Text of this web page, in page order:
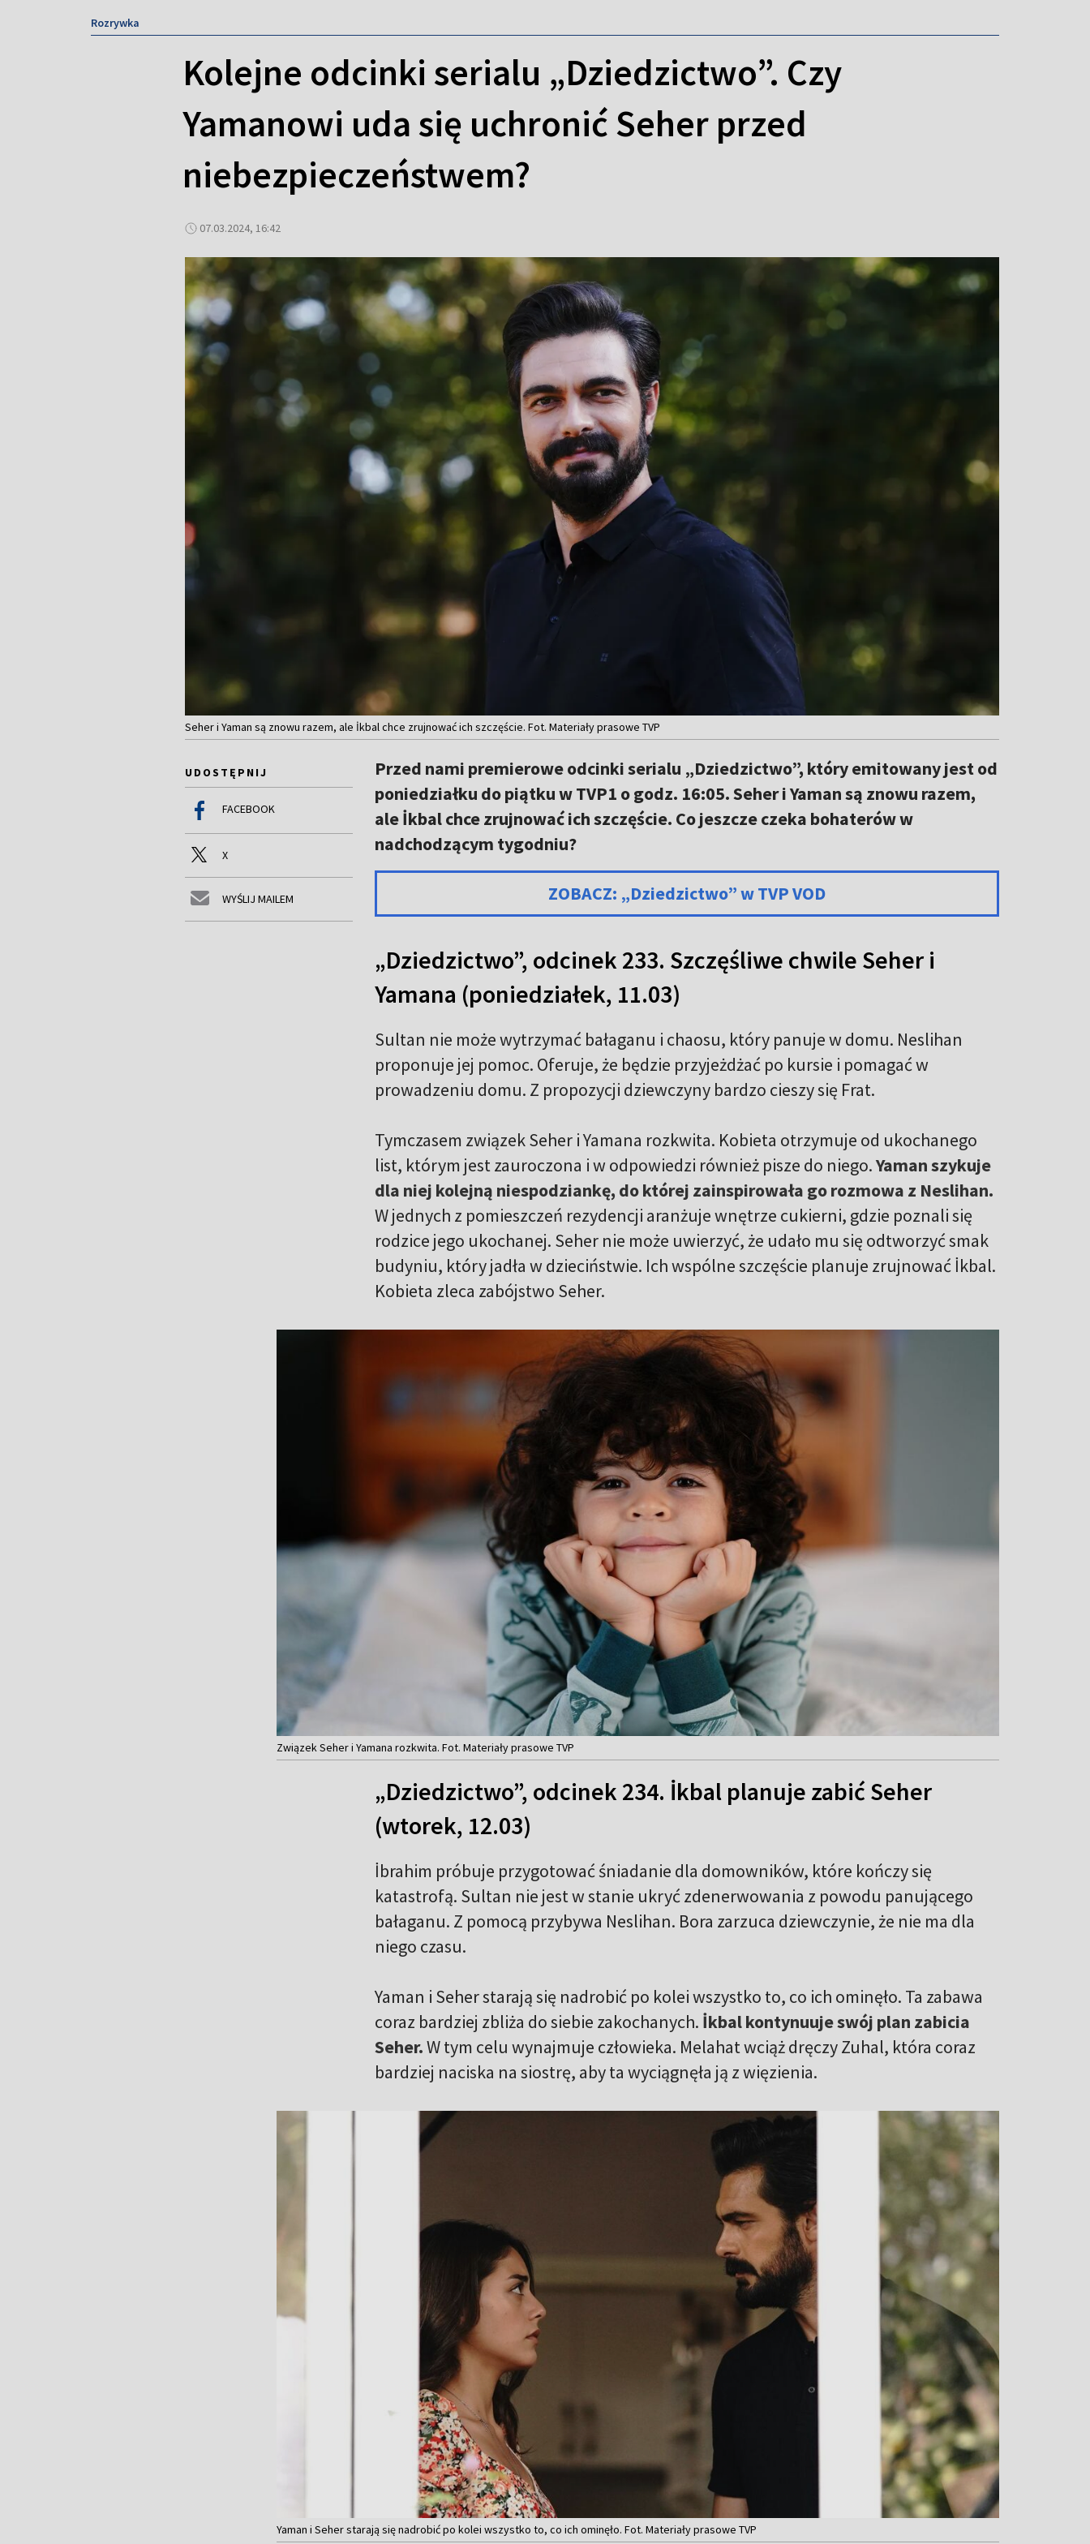
Rozrywka
Kolejne odcinki serialu „Dziedzictwo”. Czy
Yamanowi uda się uchronić Seher przed
niebezpieczeństwem?
07.03.2024, 16:42
Seher i Yaman są znowu razem, ale İkbal chce zrujnować ich szczęście. Fot. Materiały prasowe TVP
UDOSTĘPNIJ
FACEBOOK
X
WYŚLIJ MAILEM
Przed nami premierowe odcinki serialu „Dziedzictwo”, który emitowany jest od
poniedziałku do piątku w TVP1 o godz. 16:05. Seher i Yaman są znowu razem,
ale İkbal chce zrujnować ich szczęście. Co jeszcze czeka bohaterów w
nadchodzącym tygodniu?
ZOBACZ: „Dziedzictwo” w TVP VOD
„Dziedzictwo”, odcinek 233. Szczęśliwe chwile Seher i
Yamana (poniedziałek, 11.03)
Sultan nie może wytrzymać bałaganu i chaosu, który panuje w domu. Neslihan
proponuje jej pomoc. Oferuje, że będzie przyjeżdżać po kursie i pomagać w
prowadzeniu domu. Z propozycji dziewczyny bardzo cieszy się Frat.
Tymczasem związek Seher i Yamana rozkwita. Kobieta otrzymuje od ukochanego
list, którym jest zauroczona i w odpowiedzi również pisze do niego.Yaman szykuje
dla niej kolejną niespodziankę, do której zainspirowała go rozmowa z Neslihan.
W jednych z pomieszczeń rezydencji aranżuje wnętrze cukierni, gdzie poznali się
rodzice jego ukochanej. Seher nie może uwierzyć, że udało mu się odtworzyć smak
budyniu, który jadła w dzieciństwie. Ich wspólne szczęście planuje zrujnować İkbal.
Kobieta zleca zabójstwo Seher.
Związek Seher i Yamana rozkwita. Fot. Materiały prasowe TVP
„Dziedzictwo”, odcinek 234. İkbal planuje zabić Seher
(wtorek, 12.03)
İbrahim próbuje przygotować śniadanie dla domowników, które kończy się
katastrofą. Sultan nie jest w stanie ukryć zdenerwowania z powodu panującego
bałaganu. Z pomocą przybywa Neslihan. Bora zarzuca dziewczynie, że nie ma dla
niego czasu.
Yaman i Seher starają się nadrobić po kolei wszystko to, co ich ominęło. Ta zabawa
coraz bardziej zbliża do siebie zakochanych. İkbal kontynuuje swój plan zabicia
Seher.W tym celu wynajmuje człowieka. Melahat wciąż dręczy Zuhal, która coraz
bardziej naciska na siostrę, aby ta wyciągnęła ją z więzienia.
Yaman i Seher starają się nadrobić po kolei wszystko to, co ich ominęło. Fot. Materiały prasowe TVP